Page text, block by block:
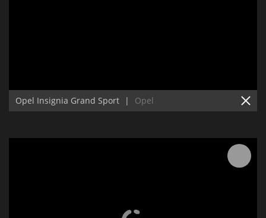
Opel Insignia Grand Sport | Opel